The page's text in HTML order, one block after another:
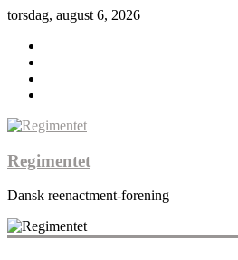
torsdag, august 6, 2026
Regimentet
Dansk reenactment-forening